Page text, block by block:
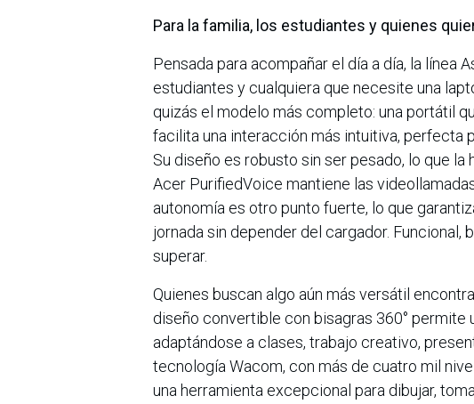
Para la familia, los estudiantes y quienes
Pensada para acompañar el día a día, la línea
estudiantes y cualquiera que necesite una
quizás el modelo más completo: una portátil
facilita una interacción más intuitiva, perfecta
Su diseño es robusto sin ser pesado, lo que
Acer PurifiedVoice mantiene las
autonomía es otro punto fuerte, lo que
jornada sin depender del cargador.
superar.
Quienes buscan algo aún más versátil
diseño convertible con bisagras 360° permite
adaptándose a clases, trabajo creativo,
tecnología Wacom, con más de cuatro mil
una herramienta excepcional para dibujar,